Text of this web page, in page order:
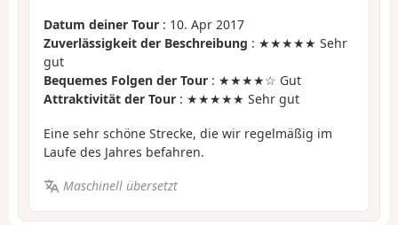
Datum deiner Tour : 10. Apr 2017
Zuverlässigkeit der Beschreibung : ★★★★★ Sehr
gut
Bequemes Folgen der Tour : ★★★★☆ Gut
Attraktivität der Tour : ★★★★★ Sehr gut
Eine sehr schöne Strecke, die wir regelmäßig im
Laufe des Jahres befahren.
Maschinell übersetzt